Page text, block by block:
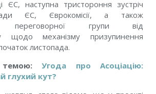
наступна тристороння зустріч
ЄС, Єврокомісії, а також
переговорної групи від
щодо механізму призупинення
листопада.
темою:Угода про Асоціацію:
глухий кут?